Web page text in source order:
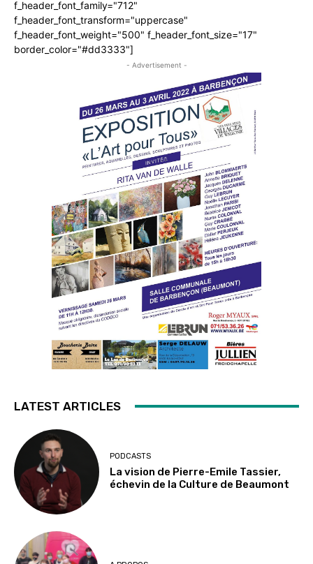
f_header_font_family="712"
f_header_font_transform="uppercase"
f_header_font_weight="500" f_header_font_size="17"
border_color="#dd3333"]
- Advertisement -
LATEST ARTICLES
PODCASTS
La vision de Pierre-Emile Tassier,
échevin de la Culture de Beaumont